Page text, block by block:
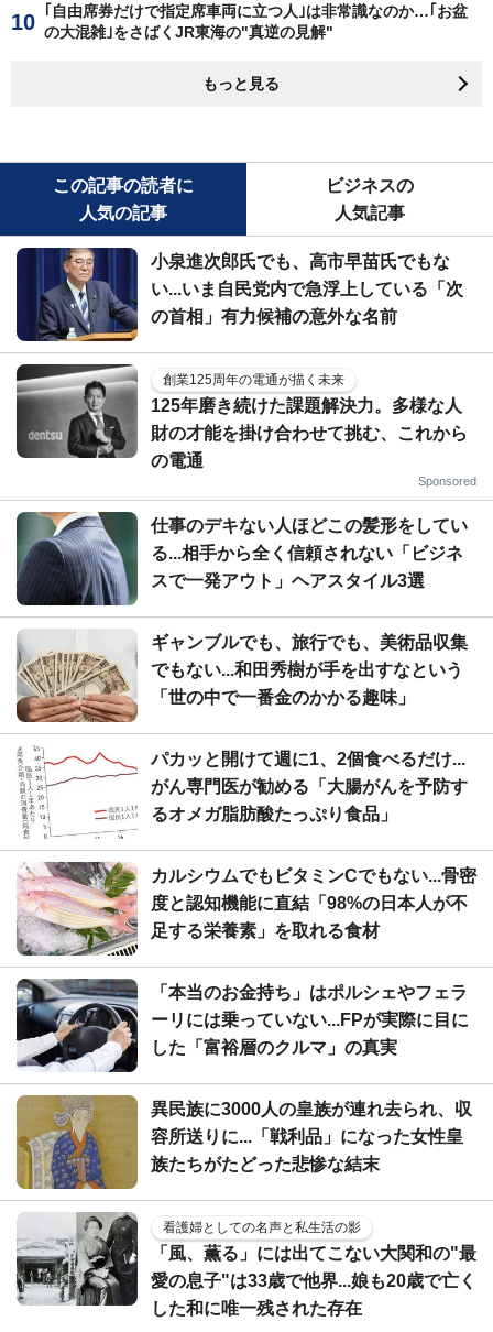
｢自由席券だけで指定席車両に立つ人｣は非常識なのか…｢お盆
の大混雑｣をさばくJR東海の"真逆の見解"
もっと見る
この記事の読者に
人気の記事
ビジネスの
人気記事
小泉進次郎氏でも、高市早苗氏でもな
い...いま自民党内で急浮上している「次
の首相」有力候補の意外な名前
創業125周年の電通が描く未来
125年磨き続けた課題解決力。多様な人
財の才能を掛け合わせて挑む、これから
の電通
Sponsored
仕事のデキない人ほどこの髪形をしてい
る...相手から全く信頼されない「ビジネ
スで一発アウト」ヘアスタイル3選
ギャンブルでも、旅行でも、美術品収集
でもない...和田秀樹が手を出すなという
「世の中で一番金のかかる趣味」
パカッと開けて週に1、2個食べるだけ...
がん専門医が勧める「大腸がんを予防す
るオメガ脂肪酸たっぷり食品」
カルシウムでもビタミンCでもない...骨密
度と認知機能に直結「98%の日本人が不
足する栄養素」を取れる食材
「本当のお金持ち」はポルシェやフェラ
ーリには乗っていない...FPが実際に目に
した「富裕層のクルマ」の真実
異民族に3000人の皇族が連れ去られ、収
容所送りに...「戦利品」になった女性皇
族たちがたどった悲惨な結末
看護婦としての名声と私生活の影
「風、薫る」には出てこない大関和の"最
愛の息子"は33歳で他界...娘も20歳で亡く
した和に唯一残された存在